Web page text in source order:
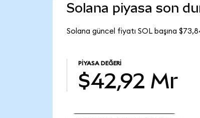
Solana piyasa son
Solana güncel fiyatı SOL başına
PIYASA DEĞERI
$42,92 Mr